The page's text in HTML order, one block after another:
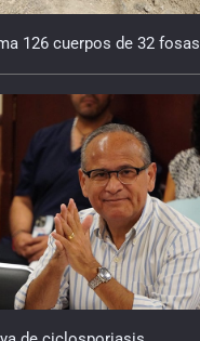
126 cuerpos de 32 fosas